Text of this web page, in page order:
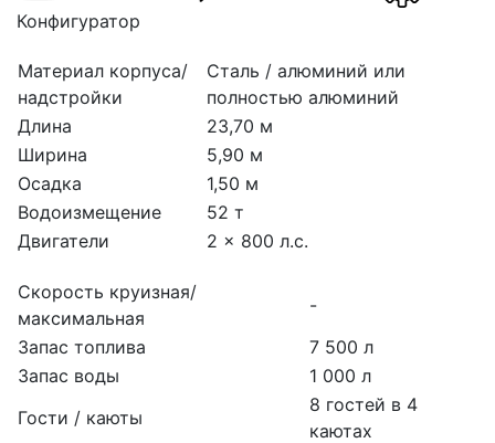
Конфигуратор
Материал корпуса/
надстройки
Сталь / алюминий или
полностью алюминий
Длина
23,70 м
Ширина
5,90 м
Осадка
1,50 м
Водоизмещение
52 т
Двигатели
2 x 800 л.с.
Скорость круизная/
максимальная
-
Запас топлива
7 500 л
Запас воды
1 000 л
Гости / каюты
8 гостей в 4
каютах